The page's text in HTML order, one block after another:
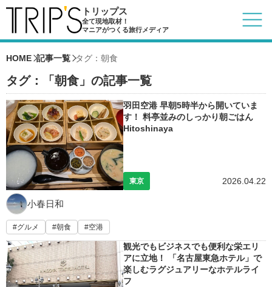
トリップス
全て現地取材！
マニアがつくる旅行メディア
HOME 記事一覧 タグ：朝食
タグ：「朝食」の記事一覧
羽田空港 早朝5時半から開いていま
す！ 料亭並みのしっかり朝ごはん
Hitoshinaya
東京 2026.04.22
小春日和
グルメ 朝食 空港
観光でもビジネスでも便利な栄エリ
アに立地！ 「名古屋東急ホテル」で
楽しむラグジュアリーなホテルライ
フ